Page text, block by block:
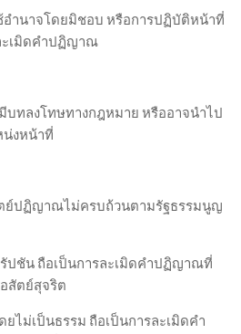
อำนาจโดยมิชอบ หรือการปฏิบัติหน้าที่
ะเมิดคำปฏิญาณ
ทลงโทษทางกฎหมาย หรืออาจนำไป
น่งหน้าที่
ย์ปฏิญาณไม่ครบถ้วนตามรัฐธรรมนูญ
ปชัน ถือเป็นการละเมิดคำปฏิญาณที่
สัตย์สุจริต
ไม่เป็นธรรม ถือเป็นการละเมิดคำ